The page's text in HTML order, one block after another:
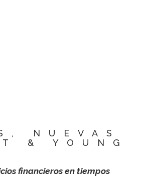
NUEVAS
& YOUNG
financieros en tiempos